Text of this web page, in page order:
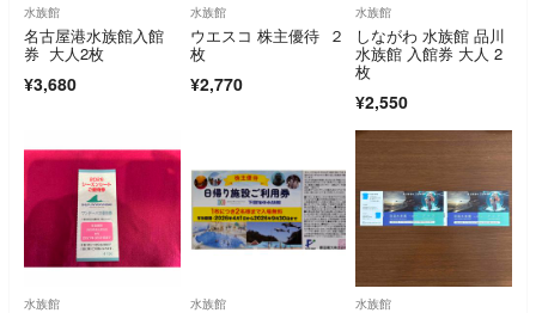
水族館
名古屋港水族館入館
券 大人2枚
¥3,680
水族館
ウエスコ 株主優待 ２
枚
¥2,770
水族館
しながわ 水族館 品川
水族館 入館券 大人 2
枚
¥2,550
水族館 水族館 水族館